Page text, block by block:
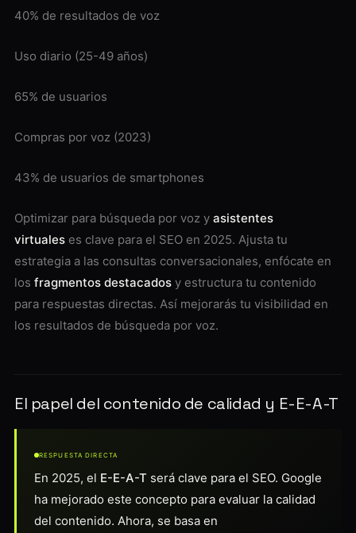
40% de resultados de voz
Uso diario (25-49 años)
65% de usuarios
Compras por voz (2023)
43% de usuarios de smartphones
Optimizar para búsqueda por voz y asistentes
virtuales es clave para el SEO en 2025. Ajusta tu
estrategia a las consultas conversacionales, enfócate en
los fragmentos destacados y estructura tu contenido
para respuestas directas. Así mejorarás tu visibilidad en
los resultados de búsqueda por voz.
El papel del contenido de calidad y E-E-A-T
RESPUESTA DIRECTA
En 2025, el E-E-A-T será clave para el SEO. Google
ha mejorado este concepto para evaluar la calidad
del contenido. Ahora, se basa en